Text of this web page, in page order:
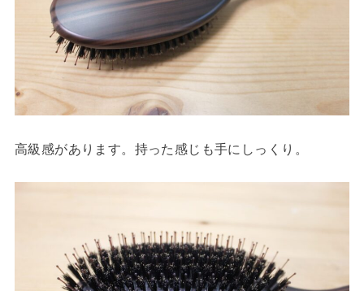
高級感があります。持った感じも手にしっくり。